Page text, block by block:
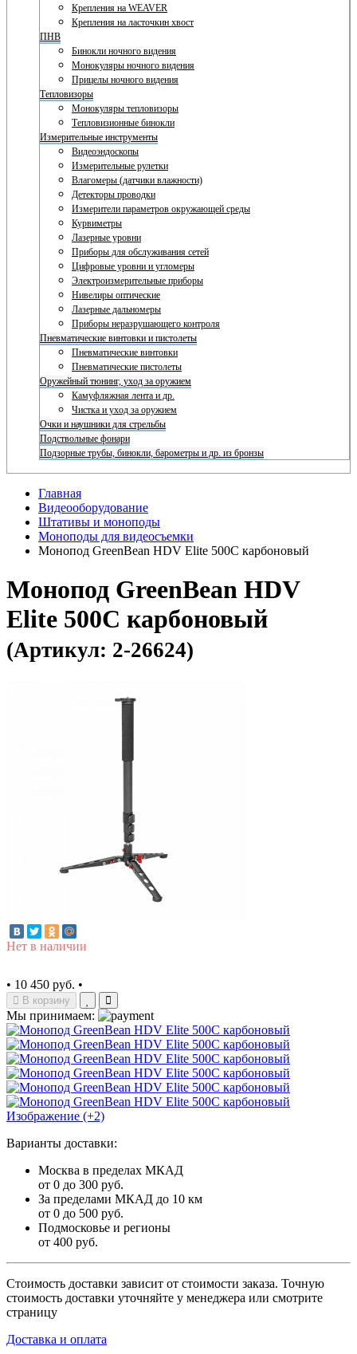
Крепления на WEAVER
Крепления на ласточкин хвост
ПНВ
Бинокли ночного видения
Монокуляры ночного видения
Прицелы ночного видения
Тепловизоры
Монокуляры тепловизоры
Тепловизионные бинокли
Измерительные инструменты
Видеоэндоскопы
Измерительные рулетки
Влагомеры (датчики влажности)
Детекторы проводки
Измерители параметров окружающей среды
Курвиметры
Лазерные уровни
Приборы для обслуживания сетей
Цифровые уровни и угломеры
Электроизмерительные приборы
Нивелиры оптические
Лазерные дальномеры
Приборы неразрушающего контроля
Пневматические винтовки и пистолеты
Пневматические винтовки
Пневматические пистолеты
Оружейный тюнинг, уход за оружием
Камуфляжная лента и др.
Чистка и уход за оружием
Очки и наушники для стрельбы
Подствольные фонари
Подзорные трубы, бинокли, барометры и др. из бронзы
Главная
Видеооборудование
Штативы и моноподы
Моноподы для видеосъемки
Монопод GreenBean HDV Elite 500С карбоновый
Монопод GreenBean HDV
Elite 500С карбоновый
(Артикул: 2-26624)
Нет в наличии
• 10 450 руб. •
В корзину
Мы принимаем:
Изображение (+2)
Варианты доставки:
Москва в пределах МКАД
от 0 до 300 руб.
За пределами МКАД до 10 км
от 0 до 500 руб.
Подмосковье и регионы
от 400 руб.
Стоимость доставки зависит от стоимости заказа. Точную
стоимость доставки уточняйте у менеджера или смотрите
страницу
Доставка и оплата